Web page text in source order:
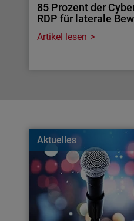
85 Prozent der
RDP für laterale
Artikel lesen
Aktuelles